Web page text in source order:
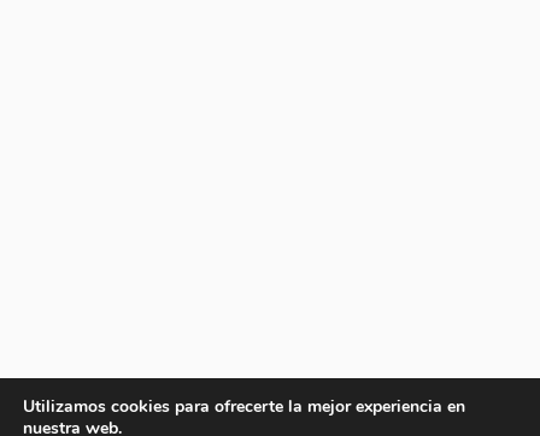
Utilizamos cookies para ofrecerte la mejor experiencia en
nuestra web.